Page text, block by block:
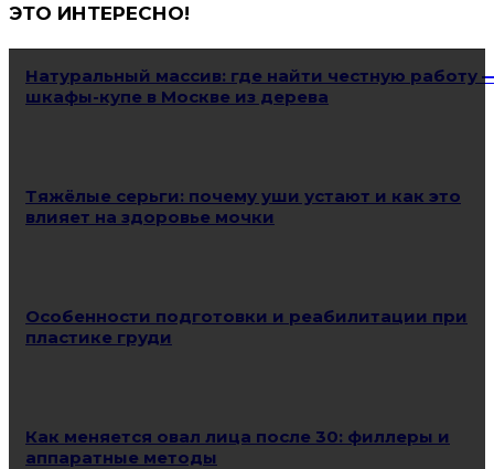
ЭТО ИНТЕРЕСНО!
Натуральный массив: где найти честную работу
шкафы-купе в Москве из дерева
Тяжёлые серьги: почему уши устают и как это
влияет на здоровье мочки
Особенности подготовки и реабилитации при
пластике груди
Как меняется овал лица после 30: филлеры и
аппаратные методы